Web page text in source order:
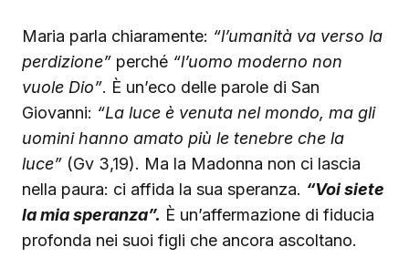
Maria parla chiaramente: “l’umanità va verso la
perdizione” perché “l’uomo moderno non
vuole Dio”. È un’eco delle parole di San
Giovanni: “La luce è venuta nel mondo, ma gli
uomini hanno amato più le tenebre che la
luce” (Gv 3,19). Ma la Madonna non ci lascia
nella paura: ci affida la sua speranza. “Voi siete
la mia speranza”. È un’affermazione di fiducia
profonda nei suoi figli che ancora ascoltano.